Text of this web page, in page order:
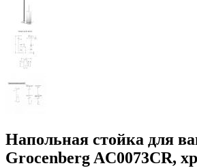
Напольная стойка для
Grocenberg AC0073CR,